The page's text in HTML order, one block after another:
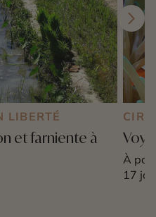
LIBERTÉ
et farniente à
À
17